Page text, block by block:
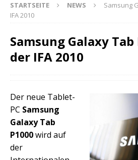
STARTSEITE NEWS
Samsung
IFA 2010
Samsung Galaxy
der IFA 2010
Der neue Tablet-
PC Samsung
Galaxy Tab
P1000wird auf
der